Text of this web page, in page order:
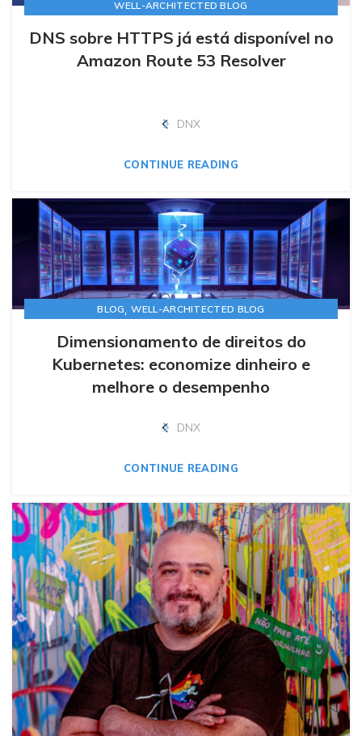
WELL-ARCHITECTED BLOG
DNS sobre HTTPS já está disponível no
Amazon Route 53 Resolver
DNX
CONTINUE READING
BLOG,WELL-ARCHITECTED BLOG
Dimensionamento de direitos do
Kubernetes: economize dinheiro e
melhore o desempenho
DNX
CONTINUE READING